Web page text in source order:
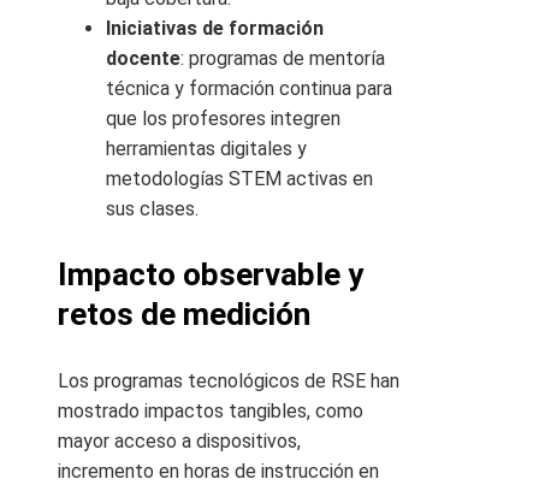
Iniciativas de formación
docente: programas de mentoría
técnica y formación continua para
que los profesores integren
herramientas digitales y
metodologías STEM activas en
sus clases.
Impacto observable y
retos de medición
Los programas tecnológicos de RSE han
mostrado impactos tangibles, como
mayor acceso a dispositivos,
incremento en horas de instrucción en